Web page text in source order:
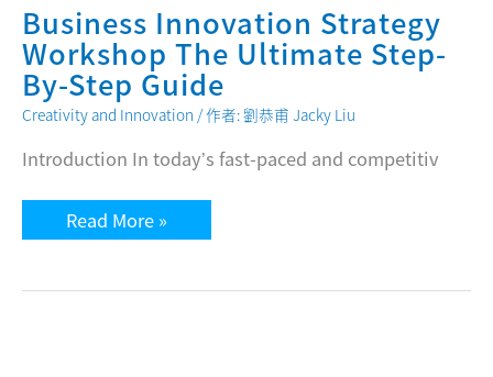
Business Innovation Strategy
Workshop The Ultimate Step-
By-Step Guide
Creativity and Innovation / 作者:劉恭甫 Jacky Liu
Introduction In today’s fast-paced and competitiv
Business
Innovation
The
Read More »